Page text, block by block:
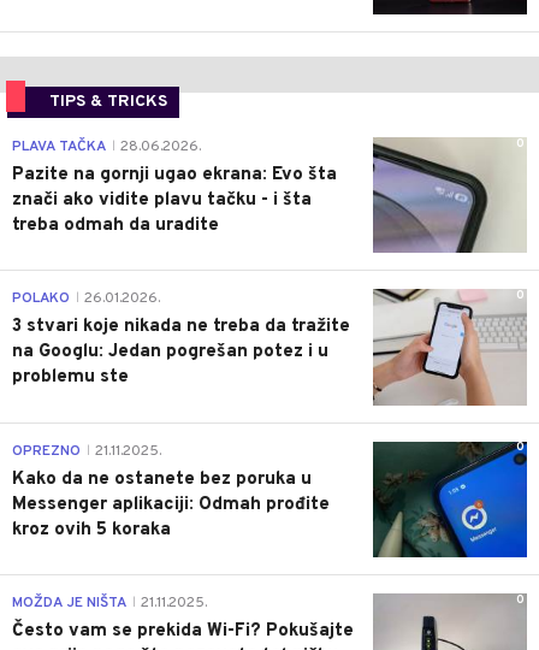
TIPS & TRICKS
0
PLAVA TAČKA 28.06.2026.
Pazite na gornji ugao ekrana: Evo šta
znači ako vidite plavu tačku - i šta
treba odmah da uradite
0
POLAKO 26.01.2026.
3 stvari koje nikada ne treba da tražite
na Googlu: Jedan pogrešan potez i u
problemu ste
0
OPREZNO 21.11.2025.
Kako da ne ostanete bez poruka u
Messenger aplikaciji: Odmah prođite
kroz ovih 5 koraka
0
MOŽDA JE NIŠTA 21.11.2025.
Često vam se prekida Wi-Fi? Pokušajte